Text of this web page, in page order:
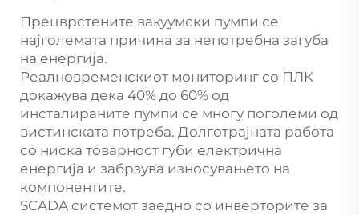
Прецврстените вакуумски пумпи се
најголемата причина за непотребна загуба
на енергија.
Реалновременскиот мониторинг со ПЛК
докажува дека 40% до 60% од
инсталираните пумпи се многу поголеми од
вистинската потреба. Долготрајната работа
со ниска товарност губи електрична
енергија и забрзува износувањето на
компонентите.
SCADA системот заедно со инверторите за